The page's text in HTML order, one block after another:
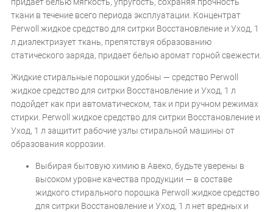
придает белью мягкость, упругость, сохраняя прочность
ткани в течение всего периода эксплуатации. Концентрат
Perwoll жидкое средство для ситрки Восстановление и Уход, 1
л диэлектризует ткань, препятствуя образованию
статического заряда, придает белью аромат горной свежести.
Жидкие стиральные порошки удобны — средство Perwoll
жидкое средство для ситрки Восстановление и Уход, 1 л
подойдет как при автоматическом, так и при ручном режимах
стирки. Perwoll жидкое средство для ситрки Восстановление и
Уход, 1 л защитит рабочие узлы стиральной машины от
образования коррозии.
Выбирая бытовую химию в Авеко, будьте уверены в
высоком уровне качества продукции — в составе
жидкого стирального порошка Perwoll жидкое средство
для ситрки Восстановление и Уход, 1 л нет вредных и